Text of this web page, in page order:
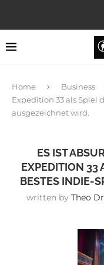
Home Business
Expedition 33 als Spiel
ausgezeichnet wird.
ES IST
EXPEDITION 33
BESTES INDIE-
written by Theo